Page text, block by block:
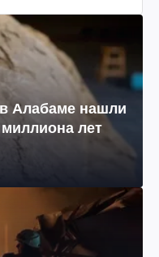
Алабаме нашли
миллиона лет